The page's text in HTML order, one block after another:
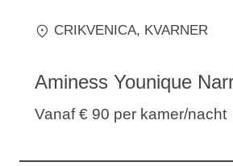
CRIKVENICA, KVARNER
Aminess Younique
Vanaf € 90 per kamer/nacht